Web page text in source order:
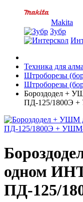
Makita
Зубр
Техника для
Штроборезы
Штроборезы
Бороздодел +
ПД-125/1800Э +
одном
ПД-125/